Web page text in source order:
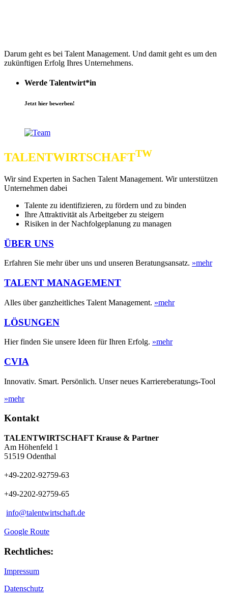
Darum geht es bei Talent Management. Und damit geht es um den
zukünftigen Erfolg Ihres Unternehmens.
Werde Talentwirt*in
Jetzt hier bewerben!
TALENTWIRTSCHAFTTW
Wir sind Experten in Sachen Talent Management. Wir unterstützen
Unternehmen dabei
Talente zu identifizieren, zu fördern und zu binden
Ihre Attraktivität als Arbeitgeber zu steigern
Risiken in der Nachfolgeplanung zu managen
ÜBER UNS
Erfahren Sie mehr über uns und unseren Beratungsansatz. »mehr
TALENT MANAGEMENT
Alles über ganzheitliches Talent Management. »mehr
LÖSUNGEN
Hier finden Sie unsere Ideen für Ihren Erfolg. »mehr
CVIA
Innovativ. Smart. Persönlich. Unser neues Karriereberatungs-Tool
»mehr
Kontakt
TALENTWIRTSCHAFT Krause & Partner
Am Höhenfeld 1
51519 Odenthal
+49-2202-92759-63
+49-2202-92759-65
info@talentwirtschaft.de
Google Route
Rechtliches:
Impressum
Datenschutz